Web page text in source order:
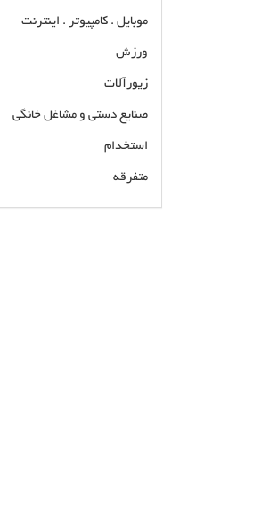
موبایل . کامپیوتر . اینترنت
ورزش
زیورآلات
صنایع دستی و مشاغل خانگی
استخدام
متفرقه